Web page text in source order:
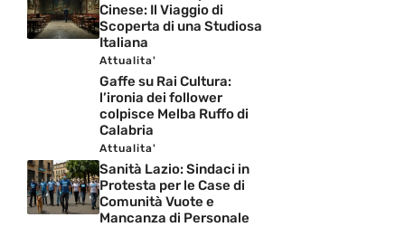
Cinese: Il Viaggio di
Scoperta di una Studiosa
Italiana
Attualita'
Gaffe su Rai Cultura:
l’ironia dei follower
colpisce Melba Ruffo di
Calabria
Attualita'
Sanità Lazio: Sindaci in
Protesta per le Case di
Comunità Vuote e
Mancanza di Personale